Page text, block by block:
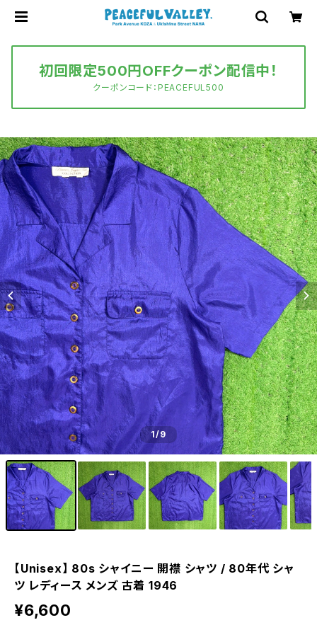
初回限定500円OFFクーポン配信中！
クーポンコード：PEACEFUL500
1/9
【Unisex】 80s シャイニー 開襟 シャツ / 80年代 シャ
ツ レディース メンズ 古着 1946
¥6,600